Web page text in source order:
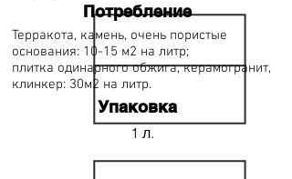
Потребление
Терракота, камень, очень пористые
основания: 10-15 м2 на литр;
плитка одинарного обжига, керамогранит,
клинкер: 30м2 на литр.
Упаковка
1 л.